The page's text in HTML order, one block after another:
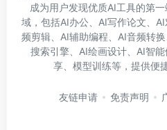
成为用户发现优质AI工具的第
域，包括AI办公、AI写作论文、
频剪辑、AI辅助编程、AI音频转
搜索引擎、AI绘画设计、AI智
享、模型训练等，提供便
友链申请 免责声明